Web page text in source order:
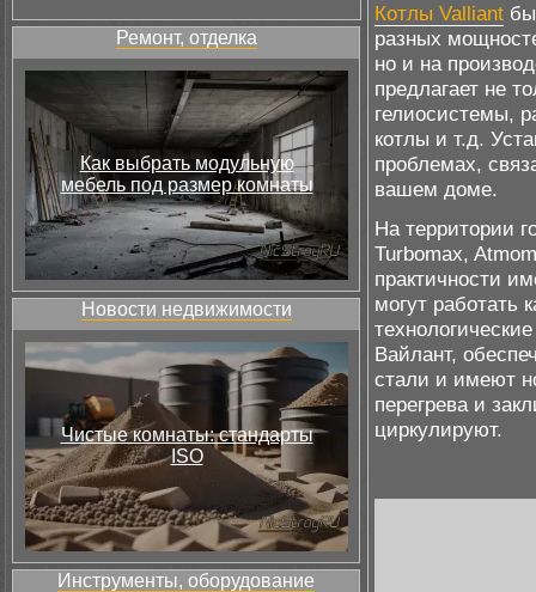
Ремонт, отделка
Как выбрать модульную
мебель под размер комнаты
Новости недвижимости
Чистые комнаты: стандарты
ISO
Инструменты, оборудование
Котлы Valliant
разных
но и на
предлагает не
гелиосистемы,
котлы и т.д.
проблемах,
вашем доме.
На территории
Turbomax,
практичности
могут работать
Вайлант,
стали и имеют
перегрева и
циркулируют.